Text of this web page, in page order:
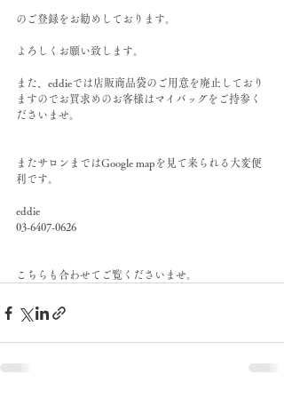
のご登録をお勧めしております。
よろしくお願い致します。
また、eddieでは店販商品袋のご用意を廃止しており
ますのでお買求めのお客様はマイバッグをご持参く
ださいませ。
またサロンまではGoogle mapを見て来られる大変便
利です。
eddie
03-6407-0626
こちらも合わせてご覧くださいませ。